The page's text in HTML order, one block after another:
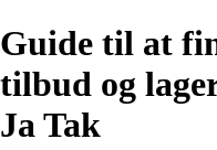
Guide til at
tilbud og
Ja Tak